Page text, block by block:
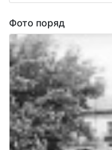
Фото поряд